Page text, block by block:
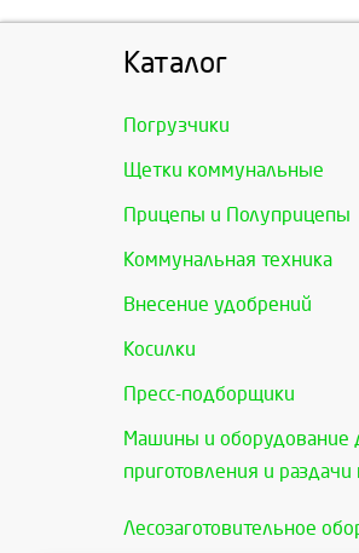
Каталог
Погрузчики
Щетки коммунальные
Прицепы и Полуприцепы
Коммунальная техника
Внесение удобрений
Косилки
Пресс-подборщики
Машины и оборудование
приготовления и раздачи
Лесозаготовительное